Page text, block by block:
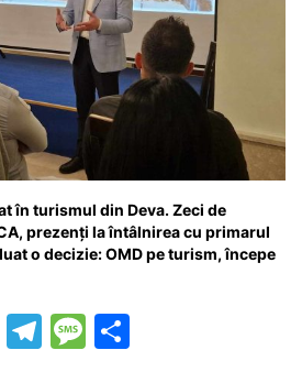
în turismul din Deva. Zeci de
prezenți la întâlnirea cu primarul
o decizie: OMD pe turism, începe
T
T
M